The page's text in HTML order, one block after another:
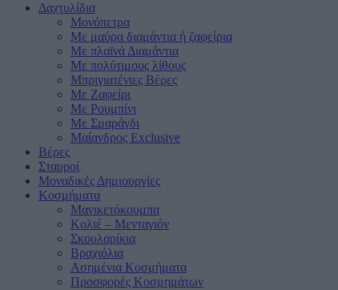
Δαχτυλίδια
Μονόπετρα
Mε μαύρα διαμάντια ή ζαφείρια
Mε πλαϊνά Διαμάντια
Mε πολύτιμους λίθους
Μπριγιατένιες Βέρες
Με Ζαφείρι
Με Ρουμπίνι
Με Σμαράγδι
Μαίανδρος Exclusive
Βέρες
Σταυροί
Μοναδικές Δημιουργίες
Κοσμήματα
Μανικετόκουμπα
Κολιέ – Μενταγιόν
Σκουλαρίκια
Βραχιόλια
Ασημένια Κοσμήματα
Προσφορές Κοσμημάτων